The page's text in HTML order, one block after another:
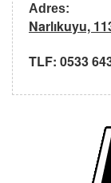
Adres:
Narlıkuyu,
TLF: 0533